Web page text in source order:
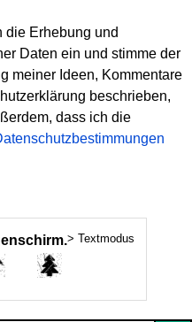
die Erhebung und
Daten ein und stimme der
meiner Ideen, Kommentare
beschrieben,
dass ich die
> Textmodus